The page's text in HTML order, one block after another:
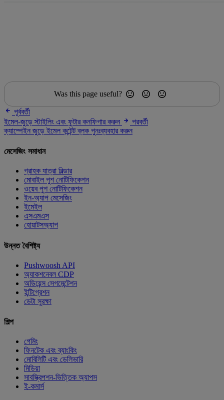
Was this page useful?
পূর্ববর্তী
ইমেল-জুড়ে স্টাইলিং এবং ফুটার কনফিগার করুন
পরবর্তী
ক্যাম্পেইন জুড়ে ইমেল কন্টেন্ট ব্লক পুনঃব্যবহার করুন
মেসেজিং সমাধান
গ্রাহক যাত্রা বিল্ডার
মোবাইল পুশ নোটিফিকেশন
ওয়েব পুশ নোটিফিকেশন
ইন-অ্যাপ মেসেজিং
ইমেইল
এসএমএস
হোয়াটসঅ্যাপ
উন্নত বৈশিষ্ট্য
Pushwoosh API
অ্যাকশনেবল CDP
অডিয়েন্স সেগমেন্টেশন
ইন্টিগ্রেশন
ডেটা সুরক্ষা
শিল্প
গেমিং
ফিনটেক এবং ব্যাংকিং
মোবিলিটি এবং ডেলিভারি
মিডিয়া
সাবস্ক্রিপশন-ভিত্তিক অ্যাপস
ই-কমার্স